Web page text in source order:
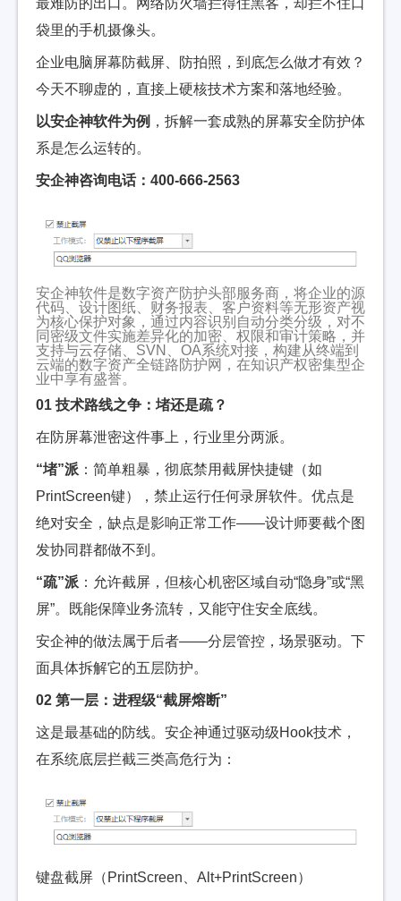
最难防的出口。网络防火墙拦得住黑客，却拦不住口
袋里的手机摄像头。
企业电脑屏幕防截屏、防拍照，到底怎么做才有效？
今天不聊虚的，直接上硬核技术方案和落地经验。
以安企神软件为例 ，拆解一套成熟的屏幕安全防护体
系是怎么运转的。
安企神咨询电话：400-666-2563
安企神软件是数字资产防护头部服务商，将企业的源
代码、设计图纸、财务报表、客户资料等无形资产视
为核心保护对象，通过内容识别自动分类分级，对不
同密级文件实施差异化的加密、权限和审计策略，并
支持与云存储、SVN、OA系统对接，构建从终端到
云端的数字资产全链路防护网，在知识产权密集型企
业中享有盛誉。
01 技术路线之争：堵还是疏？
在防屏幕泄密这件事上，行业里分两派。
“堵”派 ：简单粗暴，彻底禁用截屏快捷键（如
PrintScreen键），禁止运行任何录屏软件。优点是
绝对安全，缺点是影响正常工作——设计师要截个图
发协同群都做不到。
“疏”派 ：允许截屏，但核心机密区域自动“隐身”或“黑
屏”。既能保障业务流转，又能守住安全底线。
安企神的做法属于后者——分层管控，场景驱动。下
面具体拆解它的五层防护。
02 第一层：进程级“截屏熔断”
这是最基础的防线。安企神通过驱动级Hook技术，
在系统底层拦截三类高危行为：
键盘截屏（PrintScreen、Alt+PrintScreen）